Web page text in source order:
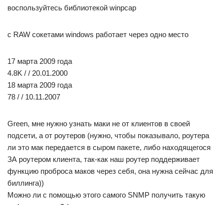
воспользуйтесь библиотекой winpcap
c RAW сокетами windows работает через одно место
17 марта 2009 года
4.8K / / 20.01.2000
18 марта 2009 года
78 / / 10.11.2007
Green, мне нужно узнать маки не от клиентов в своей
подсети, а от роутеров (нужно, чтобы показывало, роутера
ли это мак передается в сыром пакете, либо находящегося
ЗА роутером клиента, так-как наш роутер поддерживает
функцию проброса маков через себя, она нужна сейчас для
биллинга))
Можно ли с помощью этого самого SNMP получить такую